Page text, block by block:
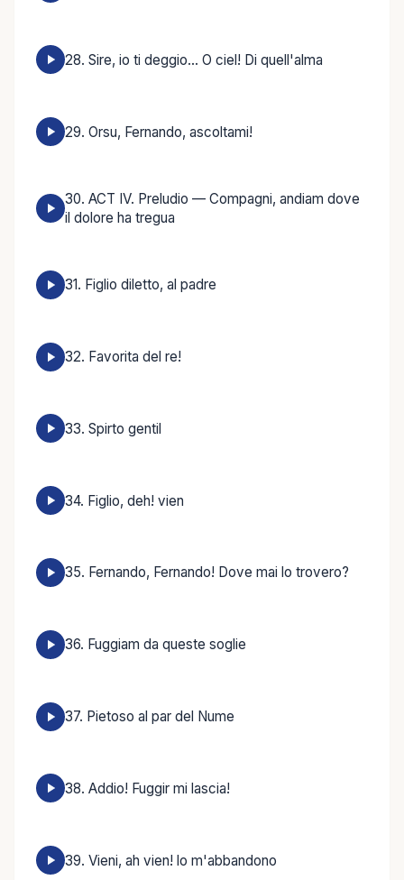
28. Sire, io ti deggio... O ciel! Di quell'alma
29. Orsu, Fernando, ascoltami!
30. ACT IV. Preludio — Compagni, andiam dove
il dolore ha tregua
31. Figlio diletto, al padre
32. Favorita del re!
33. Spirto gentil
34. Figlio, deh! vien
35. Fernando, Fernando! Dove mai lo trovero?
36. Fuggiam da queste soglie
37. Pietoso al par del Nume
38. Addio! Fuggir mi lascia!
39. Vieni, ah vien! lo m'abbandono